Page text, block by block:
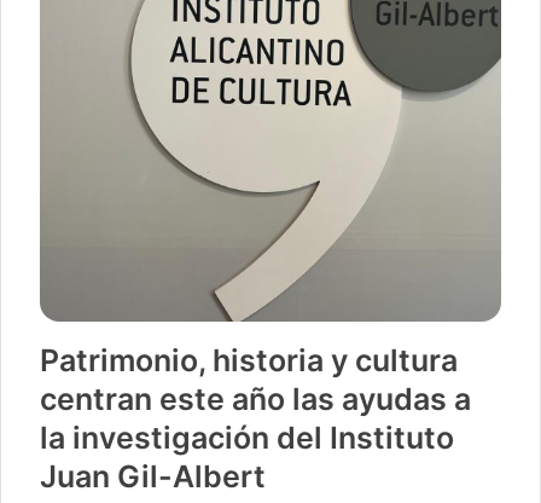
Patrimonio, historia y cultura
centran este año las ayudas a
la investigación del Instituto
Juan Gil-Albert